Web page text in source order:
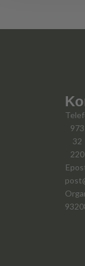
973
32
220